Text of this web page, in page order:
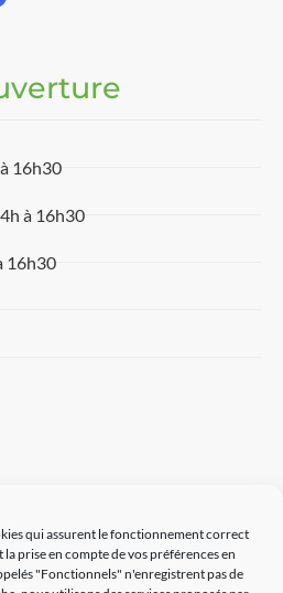
qui assurent le fonctionnement correct
prise en compte de vos préférences en
"Fonctionnels" n'enregistrent pas de
16h30
à 16h30
16h30